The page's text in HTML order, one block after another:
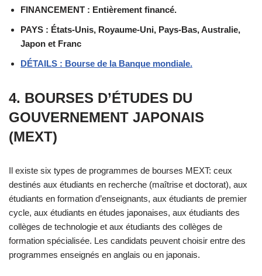
FINANCEMENT : Entièrement financé.
PAYS : États-Unis, Royaume-Uni, Pays-Bas, Australie,
Japon et Franc
DÉTAILS : Bourse de la Banque mondiale.
4. BOURSES D’ÉTUDES DU
GOUVERNEMENT JAPONAIS
(MEXT)
Il existe six types de programmes de bourses MEXT: ceux
destinés aux étudiants en recherche (maîtrise et doctorat), aux
étudiants en formation d’enseignants, aux étudiants de premier
cycle, aux étudiants en études japonaises, aux étudiants des
collèges de technologie et aux étudiants des collèges de
formation spécialisée. Les candidats peuvent choisir entre des
programmes enseignés en anglais ou en japonais.